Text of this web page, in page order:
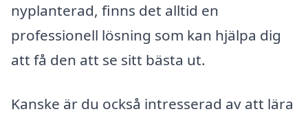
nyplanterad, finns det alltid en
professionell lösning som kan hjälpa dig
att få den att se sitt bästa ut.
Kanske är du också intresserad av att lära